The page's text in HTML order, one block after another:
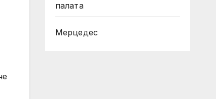
палaта
Мерцедес